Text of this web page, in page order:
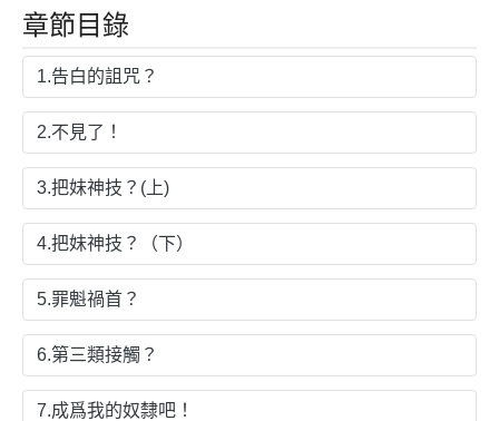
章節目錄
1.告白的詛咒？
2.不見了！
3.把妹神技？(上)
4.把妹神技？（下）
5.罪魁禍首？
6.第三類接觸？
7.成爲我的奴隸吧！